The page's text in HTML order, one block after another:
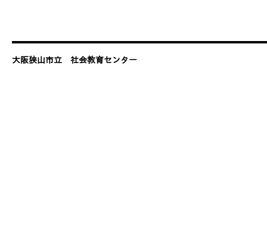
大阪狭山市立 社会教育センター